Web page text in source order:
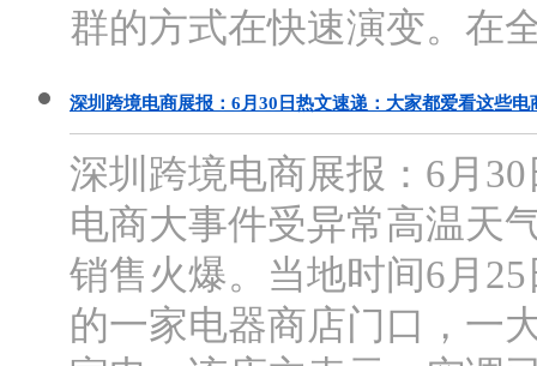
群的方式在快速演变。在
深圳跨境电商展报：6月30日热文速递：大家都爱看这些电
深圳跨境电商展报：6月
电商大事件受异常高温天
销售火爆。当地时间6月
的一家电器商店门口，一